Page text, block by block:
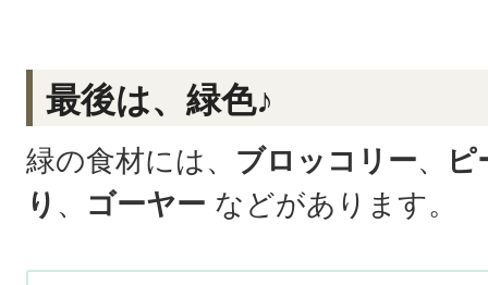
最後は、緑色♪
緑の食材には、 ブロッコリー、
ピ
り 、 ゴーヤー などがあります。